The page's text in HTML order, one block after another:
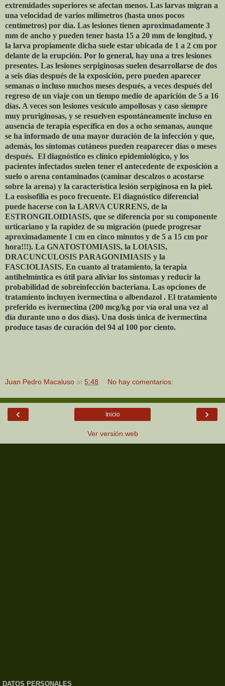
extremidades superiores se afectan menos. Las larvas migran a
una velocidad de varios milímetros (hasta unos pocos
centímetros) por día. Las lesiones tienen aproximadamente 3
mm de ancho y pueden tener hasta 15 a 20 mm de longitud, y
la larva propiamente dicha suele estar ubicada de 1 a 2 cm por
delante de la erupción. Por lo general, hay una a tres lesiones
presentes. Las lesiones serpiginosas suelen desarrollarse de dos
a seis días después de la exposición, pero pueden aparecer
semanas o incluso muchos meses después, a veces después del
regreso de un viaje con un tiempo medio de aparición de 5 a 16
días. A veces son lesiones vesículo ampollosas y caso siempre
muy pruriginosas, y se resuelven espontáneamente incluso en
ausencia de terapia específica en dos a ocho semanas, aunque
se ha informado de una mayor duración de la infección y que,
además, los síntomas cutáneos pueden reaparecer días o meses
después. El diagnóstico es clínico epidemiológico, y los
pacientes infectados suelen tener el antecedente de exposición a
suelo o arena contaminados (caminar descalzos o acostarse
sobre la arena) y la característica lesión serpiginosa en la piel.
La eosisofilia es poco frecuente. El diagnóstico diferencial
puede hacerse con la LARVA CURRENS, de la
ESTRONGILOIDIASIS, que se diferencia por su componente
urticariano y la rapidez de su migración (puede progresar
aproximadamente 1 cm en cinco minutos y de 5 a 15 cm por
hora!!!). La GNATOSTOMIASIS, la LOIASIS,
DRACUNCULOSIS PARAGONIMIASIS y la
FASCIOLIASIS. En cuanto al tratamiento, la terapia
antihelmíntica es útil para aliviar los síntomas y reducir la
probabilidad de sobreinfección bacteriana. Las opciones de
tratamiento incluyen ivermectina o albendazol . El tratamiento
preferido es ivermectina (200 mcg/kg por vía oral una vez al
día durante uno o dos días). Una dosis única de ivermectina
produce tasas de curación del 94 al 100 por ciento.
Juan Pedro Macaluso at 5:48 No hay comentarios:
‹ ›
Inicio
Ver versión web
DATOS PERSONALES